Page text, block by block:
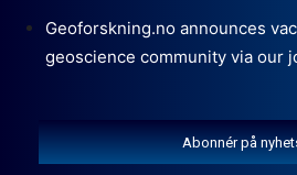
Geoforskning.no announces
geoscience community via our
Abonnér på